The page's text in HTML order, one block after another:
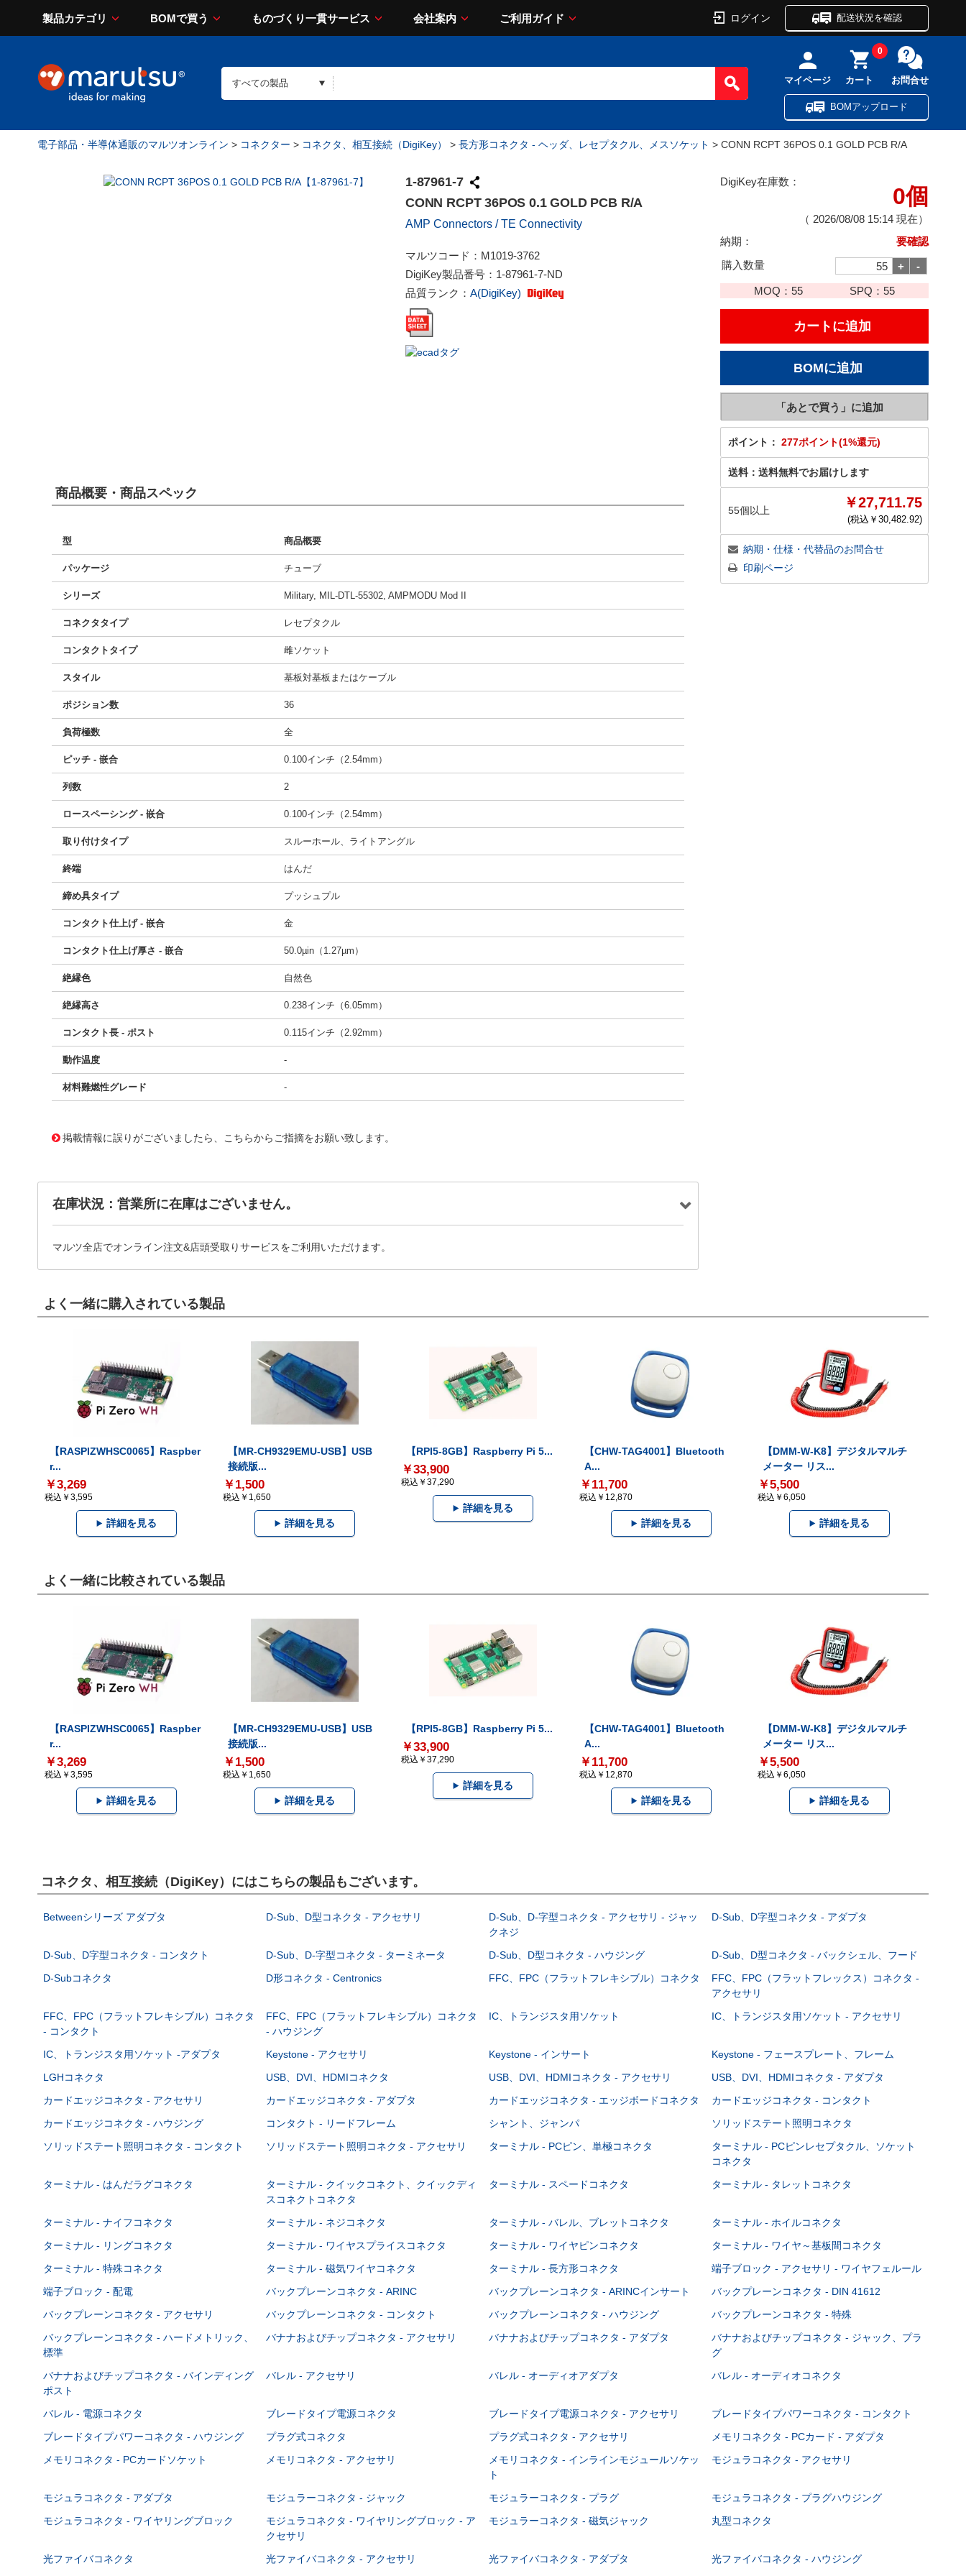
製品カテゴリ BOMで買う ものづくり一貫サービス 会社案内 ご利用ガイド ログイン 配送状況を確認
マイページ カート
0
お問合せ
BOMアップロード
電子部品・半導体通販のマルツオンライン > コネクター > コネクタ、相互接続（DigiKey） > 長方形コネクタ - ヘッダ、レセプタクル、メスソケット > CONN RCPT 36POS 0.1 GOLD PCB R/A
1-87961-7
CONN RCPT 36POS 0.1 GOLD PCB R/A
AMP Connectors / TE Connectivity
マルツコード： M1019-3762
DigiKey製品番号： 1-87961-7-ND
品質ランク： A(DigiKey)
DigiKey在庫数：
0個
（ 2026/08/08 15:14 現在）
納期：
要確認
購入数量
MOQ：55 SPQ： 55
ポイント： 277ポイント(1%還元)
送料： 送料無料でお届けします
55個以上 ￥27,711.75
(税込￥ 30,482.92)
納期・仕様・代替品のお問合せ
印刷ページ
商品概要・商品スペック
型 商品概要
パッケージ チューブ
シリーズ Military, MIL-DTL-55302, AMPMODU Mod II
コネクタタイプ レセプタクル
コンタクトタイプ 雌ソケット
スタイル 基板対基板またはケーブル
ポジション数 36
負荷極数 全
ピッチ - 嵌合 0.100インチ（2.54mm）
列数 2
ロースペーシング - 嵌合 0.100インチ（2.54mm）
取り付けタイプ スルーホール、ライトアングル
終端 はんだ
締め具タイプ プッシュプル
コンタクト仕上げ - 嵌合 金
コンタクト仕上げ厚さ - 嵌合 50.0µin（1.27µm）
絶縁色 自然色
絶縁高さ 0.238インチ（6.05mm）
コンタクト長 - ポスト 0.115インチ（2.92mm）
動作温度 -
材料難燃性グレード -
掲載情報に誤りがございましたら、こちらからご指摘をお願い致します。
在庫状況：営業所に在庫はございません。
マルツ全店でオンライン注文&店頭受取りサービスをご利用いただけます。
よく一緒に購入されている製品
【RASPIZWHSC0065】Raspber
r...
￥3,269
税込￥3,595
詳細を見る
【MR-CH9329EMU-USB】USB
接続版...
￥1,500
税込￥1,650
詳細を見る
【RPI5-8GB】Raspberry Pi 5...
￥33,900
税込￥37,290
詳細を見る
【CHW-TAG4001】Bluetooth
A...
￥11,700
税込￥12,870
詳細を見る
【DMM-W-K8】デジタルマルチ
メーター リス...
￥5,500
税込￥6,050
詳細を見る
よく一緒に比較されている製品
【RASPIZWHSC0065】Raspber
r...
￥3,269
税込￥3,595
詳細を見る
【MR-CH9329EMU-USB】USB
接続版...
￥1,500
税込￥1,650
詳細を見る
【RPI5-8GB】Raspberry Pi 5...
￥33,900
税込￥37,290
詳細を見る
【CHW-TAG4001】Bluetooth
A...
￥11,700
税込￥12,870
詳細を見る
【DMM-W-K8】デジタルマルチ
メーター リス...
￥5,500
税込￥6,050
詳細を見る
コネクタ、相互接続（DigiKey）にはこちらの製品もございます。
Betweenシリーズ アダプタ D-Sub、D型コネクタ - アクセサリ
D-Sub、D-字型コネクタ - アクセサリ - ジャッ
クネジ
D-Sub、D字型コネクタ - アダプタ
D-Sub、D字型コネクタ - コンタクト D-Sub、D-字型コネクタ - ターミネータ D-Sub、D型コネクタ - ハウジング
D-Sub、D型コネクタ - バックシェル、フード
D-Subコネクタ
D形コネクタ - Centronics FFC、FPC（フラットフレキシブル）コネクタ
FFC、FPC（フラットフレックス）コネクタ -
アクセサリ
FFC、FPC（フラットフレキシブル）コネクタ
- コンタクト
FFC、FPC（フラットフレキシブル）コネクタ
- ハウジング
IC、トランジスタ用ソケット IC、トランジスタ用ソケット - アクセサリ
IC、トランジスタ用ソケット -アダプタ Keystone - アクセサリ Keystone - インサート
Keystone - フェースプレート、フレーム
LGHコネクタ
USB、DVI、HDMIコネクタ USB、DVI、HDMIコネクタ - アクセサリ
USB、DVI、HDMIコネクタ - アダプタ
カードエッジコネクタ - アクセサリ
カードエッジコネクタ - アダプタ カードエッジコネクタ - エッジボードコネクタ
カードエッジコネクタ - コンタクト
カードエッジコネクタ - ハウジング
コンタクト - リードフレーム シャント、ジャンパ
ソリッドステート照明コネクタ
ソリッドステート照明コネクタ - コンタクト
ソリッドステート照明コネクタ - アクセサリ ターミナル - PCピン、単極コネクタ
ターミナル - PCピンレセプタクル、ソケット
コネクタ
ターミナル - はんだラグコネクタ
ターミナル - クイックコネクト、クイックディ
スコネクトコネクタ
ターミナル - スペードコネクタ ターミナル - タレットコネクタ
ターミナル - ナイフコネクタ ターミナル - ネジコネクタ ターミナル - バレル、ブレットコネクタ
ターミナル - ホイルコネクタ
ターミナル - リングコネクタ
ターミナル - ワイヤスプライスコネクタ ターミナル - ワイヤピンコネクタ
ターミナル - ワイヤ～基板間コネクタ
ターミナル - 特殊コネクタ
ターミナル - 磁気ワイヤコネクタ ターミナル - 長方形コネクタ
端子ブロック - アクセサリ - ワイヤフェルール
端子ブロック - 配電
バックプレーンコネクタ - ARINC バックプレーンコネクタ - ARINCインサート
バックプレーンコネクタ - DIN 41612
バックプレーンコネクタ - アクセサリ
バックプレーンコネクタ - コンタクト バックプレーンコネクタ - ハウジング
バックプレーンコネクタ - 特殊
バックプレーンコネクタ - ハードメトリック、
標準
バナナおよびチップコネクタ - アクセサリ バナナおよびチップコネクタ - アダプタ
バナナおよびチップコネクタ - ジャック、プラ
グ
バナナおよびチップコネクタ - バインディング
ポスト
バレル - アクセサリ バレル - オーディオアダプタ バレル - オーディオコネクタ
バレル - 電源コネクタ ブレードタイプ電源コネクタ ブレードタイプ電源コネクタ - アクセサリ
ブレードタイプパワーコネクタ - コンタクト
ブレードタイプパワーコネクタ - ハウジング
プラグ式コネクタ プラグ式コネクタ - アクセサリ
メモリコネクタ - PCカード - アダプタ
メモリコネクタ - PCカードソケット
メモリコネクタ - アクセサリ
メモリコネクタ - インラインモジュールソケッ
ト
モジュラコネクタ - アクセサリ
モジュラコネクタ - アダプタ モジュラーコネクタ - ジャック モジュラーコネクタ - プラグ
モジュラコネクタ - プラグハウジング
モジュラコネクタ - ワイヤリングブロック
モジュラコネクタ - ワイヤリングブロック - ア
クセサリ
モジュラーコネクタ - 磁気ジャック 丸型コネクタ
光ファイバコネクタ 光ファイバコネクタ - アクセサリ 光ファイバコネクタ - アダプタ
光ファイバコネクタ - ハウジング